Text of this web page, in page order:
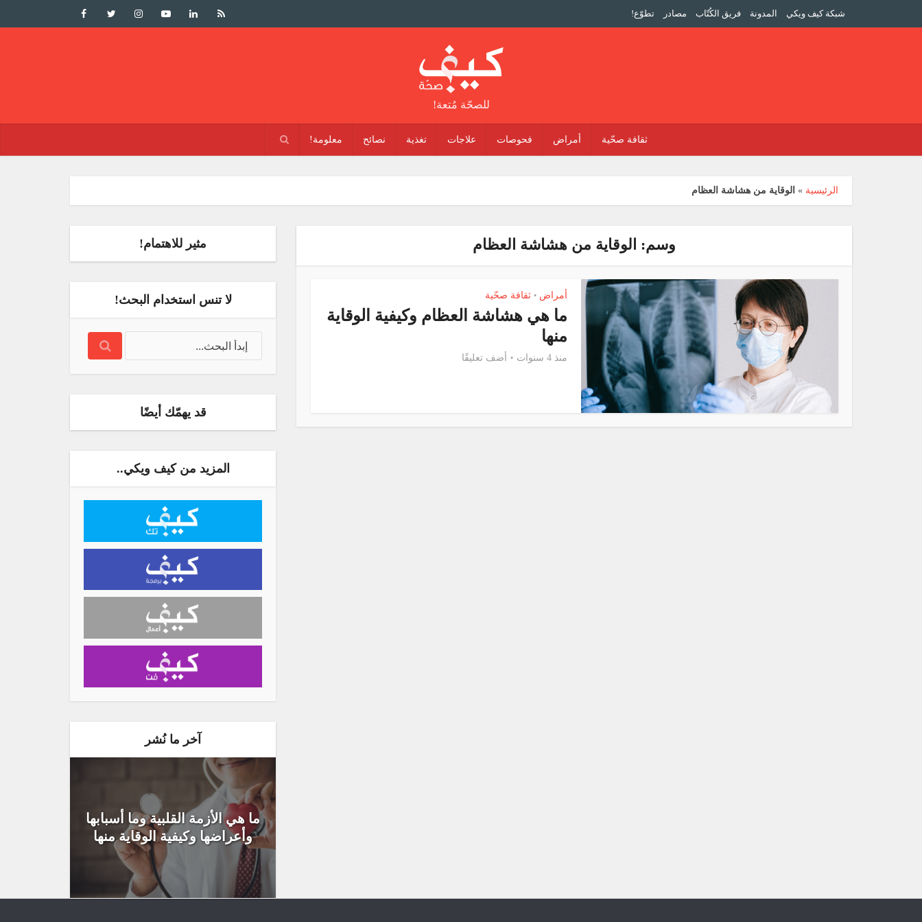
شبكة كيف ويكي المدونة فريق الكُتّاب مصادر تطوّع!
للصحّة مُتعة!
ثقافة صحّية أمراض فحوصات علاجات تغذية نصائح معلومة!
الرئيسية » الوقاية من هشاشة العظام
مثير للاهتمام!
لا تنس استخدام البحث!
قد يهمّك أيضًا
المزيد من كيف ويكي..
آخر ما نُشر
ما هي الأزمة القلبية وما أسبابها
وأعراضها وكيفية الوقاية منها
وسم: الوقاية من هشاشة العظام
أمراض • ثقافة صحّية
ما هي هشاشة العظام وكيفية الوقاية
منها
منذ 4 سنوات أضف تعليقًا